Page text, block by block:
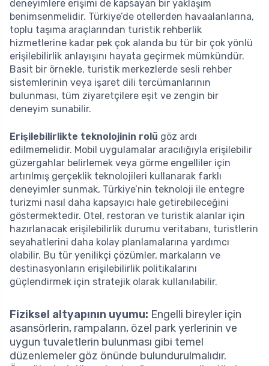
deneyimlere erişimi de kapsayan bir yaklaşım
benimsenmelidir. Türkiye’de otellerden havaalanlarına,
toplu taşıma araçlarından turistik rehberlik
hizmetlerine kadar pek çok alanda bu tür bir çok yönlü
erişilebilirlik anlayışını hayata geçirmek mümkündür.
Basit bir örnekle, turistik merkezlerde sesli rehber
sistemlerinin veya işaret dili tercümanlarının
bulunması, tüm ziyaretçilere eşit ve zengin bir
deneyim sunabilir.
Erişilebilirlikte teknolojinin rolü göz ardı
edilmemelidir. Mobil uygulamalar aracılığıyla erişilebilir
güzergahlar belirlemek veya görme engelliler için
artırılmış gerçeklik teknolojileri kullanarak farklı
deneyimler sunmak, Türkiye’nin teknoloji ile entegre
turizmi nasıl daha kapsayıcı hale getirebileceğini
göstermektedir. Otel, restoran ve turistik alanlar için
hazırlanacak erişilebilirlik durumu veritabanı, turistlerin
seyahatlerini daha kolay planlamalarına yardımcı
olabilir. Bu tür yenilikçi çözümler, markaların ve
destinasyonların erişilebilirlik politikalarını
güçlendirmek için stratejik olarak kullanılabilir.
Fiziksel altyapının uyumu: Engelli bireyler için
asansörlerin, rampaların, özel park yerlerinin ve
uygun tuvaletlerin bulunması gibi temel
düzenlemeler göz önünde bulundurulmalıdır.